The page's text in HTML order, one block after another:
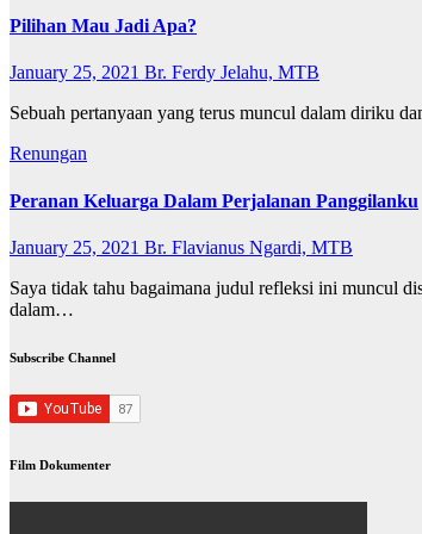
Pilihan Mau Jadi Apa?
January 25, 2021 Br. Ferdy Jelahu, MTB
Sebuah pertanyaan yang terus muncul dalam diriku
Renungan
Peranan Keluarga Dalam Perjalanan Panggilanku
January 25, 2021 Br. Flavianus Ngardi, MTB
Saya tidak tahu bagaimana judul refleksi ini muncul
dalam…
Subscribe Channel
Film Dokumenter